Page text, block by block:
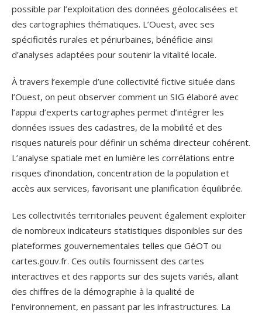
possible par l’exploitation des données géolocalisées et
des cartographies thématiques. L’Ouest, avec ses
spécificités rurales et périurbaines, bénéficie ainsi
d’analyses adaptées pour soutenir la vitalité locale.
À travers l’exemple d’une collectivité fictive située dans
l’Ouest, on peut observer comment un SIG élaboré avec
l’appui d’experts cartographes permet d’intégrer les
données issues des cadastres, de la mobilité et des
risques naturels pour définir un schéma directeur cohérent.
L’analyse spatiale met en lumière les corrélations entre
risques d’inondation, concentration de la population et
accès aux services, favorisant une planification équilibrée.
Les collectivités territoriales peuvent également exploiter
de nombreux indicateurs statistiques disponibles sur des
plateformes gouvernementales telles que GéOT ou
cartes.gouv.fr. Ces outils fournissent des cartes
interactives et des rapports sur des sujets variés, allant
des chiffres de la démographie à la qualité de
l’environnement, en passant par les infrastructures. La